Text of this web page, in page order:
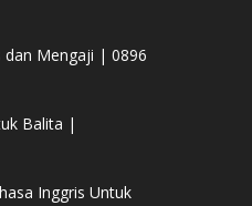
dan Mengaji | 0896
Balita |
Inggris Untuk